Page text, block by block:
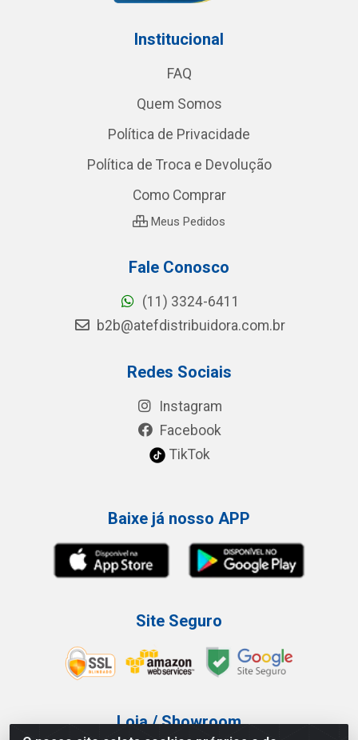
Institucional
FAQ
Quem Somos
Política de Privacidade
Política de Troca e Devolução
Como Comprar
Meus Pedidos
Fale Conosco
(11) 3324-6411
b2b@atefdistribuidora.com.br
Redes Sociais
Instagram
Facebook
TikTok
Baixe já nosso APP
Site Seguro
Loja / Showroom